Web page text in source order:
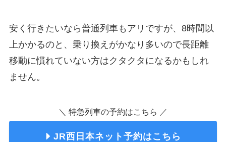
安く行きたいなら普通列車もアリですが、8時間以
上かかるのと、乗り換えがかなり多いので長距離
移動に慣れていない方はクタクタになるかもしれ
ません。
＼ 特急列車の予約はこちら ／
JR西日本ネット予約はこちら